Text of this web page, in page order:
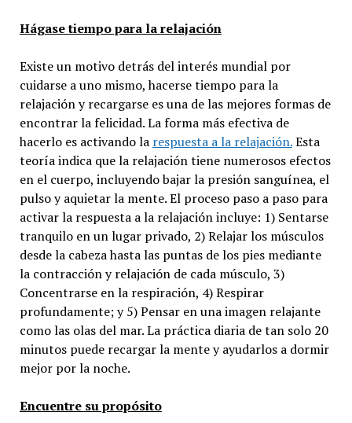
Hágase tiempo para la relajación
Existe un motivo detrás del interés mundial por
cuidarse a uno mismo, hacerse tiempo para la
relajación y recargarse es una de las mejores formas de
encontrar la felicidad. La forma más efectiva de
hacerlo es activando la respuesta a la relajación.Esta
teoría indica que la relajación tiene numerosos efectos
en el cuerpo, incluyendo bajar la presión sanguínea, el
pulso y aquietar la mente. El proceso paso a paso para
activar la respuesta a la relajación incluye: 1) Sentarse
tranquilo en un lugar privado, 2) Relajar los músculos
desde la cabeza hasta las puntas de los pies mediante
la contracción y relajación de cada músculo, 3)
Concentrarse en la respiración, 4) Respirar
profundamente; y 5) Pensar en una imagen relajante
como las olas del mar. La práctica diaria de tan solo 20
minutos puede recargar la mente y ayudarlos a dormir
mejor por la noche.
Encuentre su propósito